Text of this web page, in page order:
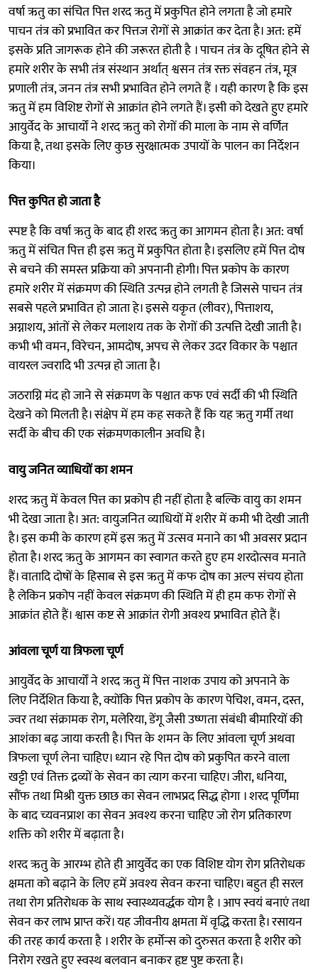
वर्षा ऋतु का संचित पित्त शरद ऋतु में प्रकुपित होने लगता है जो हमारे
पाचन तंत्र को प्रभावित कर पित्तज रोगों से आक्रांत कर देता है। अत: हमें
इसके प्रति जागरूक होने की जरूरत होती है । पाचन तंत्र के दूषित होने से
हमारे शरीर के सभी तंत्र संस्थान अर्थात् श्वसन तंत्र रक्त संवहन तंत्र, मूत्र
प्रणाली तंत्र, जनन तंत्र सभी प्रभावित होने लगते हैं । यही कारण है कि इस
ऋतु में हम विशिष्ट रोगों से आक्रांत होने लगते हैं। इसी को देखते हुए हमारे
आयुर्वेद के आचार्यों ने शरद ऋतु को रोगों की माला के नाम से वर्णित
किया है, तथा इसके लिए कुछ सुरक्षात्मक उपायों के पालन का निर्देशन
किया।
पित्त कुपित हो जाता है
स्पष्ट है कि वर्षा ऋतु के बाद ही शरद ऋतु का आगमन होता है। अत: वर्षा
ऋतु में संचित पित्त ही इस ऋतु में प्रकुपित होता है। इसलिए हमें पित्त दोष
से बचने की समस्त प्रक्रिया को अपनानी होगी। पित्त प्रकोप के कारण
हमारे शरीर में संक्रमण की स्थिति उत्पन्न होने लगती है जिससे पाचन तंत्र
सबसे पहले प्रभावित हो जाता हे। इससे यकृत (लीवर), पित्ताशय,
अग्नाशय, आंतों से लेकर मलाशय तक के रोगों की उत्पत्ति देखी जाती है।
कभी भी वमन, विरेचन, आमदोष, अपच से लेकर उदर विकार के पश्चात
वायरल ज्वरादि भी उत्पन्न हो जाता है।
जठराग्नि मंद हो जाने से संक्रमण के पश्चात कफ एवं सर्दी की भी स्थिति
देखने को मिलती है। संक्षेप में हम कह सकते हैं कि यह ऋतु गर्मी तथा
सर्दी के बीच की एक संक्रमणकालीन अवधि है।
वायु जनित व्याधियों का शमन
शरद ऋतु में केवल पित्त का प्रकोप ही नहीं होता है बल्कि वायु का शमन
भी देखा जाता है। अत: वायुजनित व्याधियों में शरीर में कमी भी देखी जाती
है। इस कमी के कारण हमें इस ऋतु में उत्सव मनाने का भी अवसर प्रदान
होता है। शरद ऋतु के आगमन का स्वागत करते हुए हम शरदोत्सव मनाते
हैं। वातादि दोषों के हिसाब से इस ऋतु में कफ दोष का अल्प संचय होता
है लेकिन प्रकोप नहीं केवल संक्रमण की स्थिति में ही हम कफ रोगों से
आक्रांत होते हैं। श्वास कष्ट से आक्रांत रोगी अवश्य प्रभावित होते हैं।
आंवला चूर्ण या त्रिफला चूर्ण
आयुर्वेद के आचार्यों ने शरद ऋतु में पित्त नाशक उपाय को अपनाने के
लिए निर्देशित किया है, क्योंकि पित्त प्रकोप के कारण पेचिश, वमन, दस्त,
ज्वर तथा संक्रामक रोग, मलेरिया, डेंगू जैसी उष्णता संबंधी बीमारियों की
आशंका बढ़ जाया करती है। पित्त के शमन के लिए आंवला चूर्ण अथवा
त्रिफला चूर्ण लेना चाहिए। ध्यान रहे पित्त दोष को प्रकुपित करने वाला
खट्टी एवं तिक्त द्रव्यों के सेवन का त्याग करना चाहिए। जीरा, धनिया,
सौंफ तथा मिश्री युक्त छाछ का सेवन लाभप्रद सिद्ध होगा । शरद पूर्णिमा
के बाद च्यवनप्राश का सेवन अवश्य करना चाहिए जो रोग प्रतिकारण
शक्ति को शरीर में बढ़ाता है।
शरद ऋतु के आरम्भ होते ही आयुर्वेद का एक विशिष्ट योग रोग प्रतिरोधक
क्षमता को बढ़ाने के लिए हमें अवश्य सेवन करना चाहिए। बहुत ही सरल
तथा रोग प्रतिरोधक के साथ स्वास्थ्यवर्द्धक योग है । आप स्वयं बनाएं तथा
सेवन कर लाभ प्राप्त करें। यह जीवनीय क्षमता में वृद्धि करता है। रसायन
की तरह कार्य करता है । शरीर के हर्मोन्स को दुरुसत करता है शरीर को
निरोग रखते हुए स्वस्थ बलवान बनाकर हृष्ट पुष्ट करता है।